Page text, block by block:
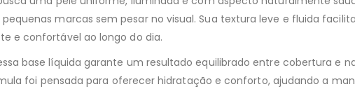
marcas sem pesar no visual. Sua textura leve e fluida
e confortável ao longo do dia.
base líquida garante um resultado equilibrado entre cobertura e
foi pensada para oferecer hidratação e conforto, ajudando a